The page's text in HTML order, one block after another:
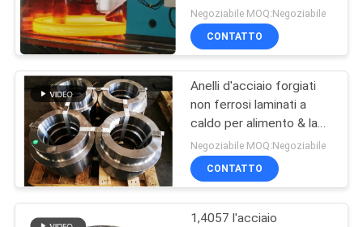
temperano trattamento
termico
Negoziabile MOQ:Negoziabile
CONTATTO
Anelli d'acciaio forgiati
non ferrosi laminati a
caldo per alimento & la
bevanda Indutry
Negoziabile MOQ:Negoziabile
CONTATTO
1,4057 l'acciaio